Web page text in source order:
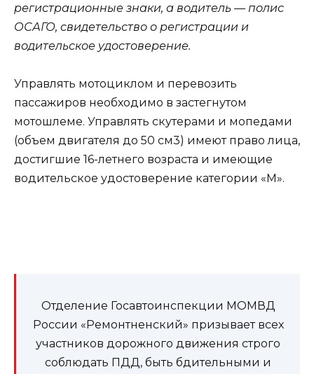
регистрационные знаки, а водитель — полис
ОСАГО, свидетельство о регистрации и
водительское удостоверение.
Управлять мотоциклом и перевозить
пассажиров необходимо в застегнутом
мотошлеме. Управлять скутерами и мопедами
(объем двигателя до 50 см3) имеют право лица,
достигшие 16-летнего возраста и имеющие
водительское удостоверение категории «М».
Отделение Госавтоинспекции МОМВД
России «Ремонтненский» призывает всех
участников дорожного движения строго
соблюдать ПДД, быть бдительными и